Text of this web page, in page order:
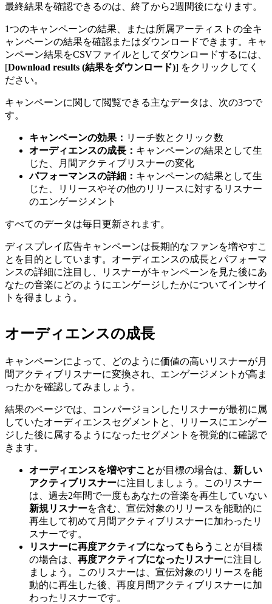
最終結果を確認できるのは、終了から2週間後になります。
1つのキャンペーンの結果、または所属アーティストの全キ
ャンペーンの結果を確認またはダウンロードできます。キャ
ンペーン結果をCSVファイルとしてダウンロードするには、
[Download results (結果をダウンロード)] をクリックしてく
ださい。
キャンペーンに関して閲覧できる主なデータは、次の3つで
す。
キャンペーンの効果： リーチ数とクリック数
オーディエンスの成長： キャンペーンの結果として生
じた、月間アクティブリスナーの変化
パフォーマンスの詳細： キャンペーンの結果として生
じた、リリースやその他のリリースに対するリスナー
のエンゲージメント
すべてのデータは毎日更新されます。
ディスプレイ広告キャンペーンは長期的なファンを増やすこ
とを目的としています。オーディエンスの成長とパフォーマ
ンスの詳細に注目し、リスナーがキャンペーンを見た後にあ
なたの音楽にどのようにエンゲージしたかについてインサイ
トを得ましょう。
オーディエンスの成長
キャンペーンによって、どのように価値の高いリスナーが月
間アクティブリスナーに変換され、エンゲージメントが高ま
ったかを確認してみましょう。
結果のページでは、コンバージョンしたリスナーが最初に属
していたオーディエンスセグメントと、リリースにエンゲー
ジした後に属するようになったセグメントを視覚的に確認で
きます。
オーディエンスを増やすことが目標の場合は、 新しい
アクティブリスナーに注目しましょう。このリスナー
は、過去2年間で一度もあなたの音楽を再生していない
新規リスナーを含む、宣伝対象のリリースを能動的に
再生して初めて月間アクティブリスナーに加わったリ
スナーです。
リスナーに再度アクティブになってもらう ことが目標
の場合は、 再度アクティブになったリスナーに注目し
ましょう。このリスナーは、宣伝対象のリリースを能
動的に再生した後、再度月間アクティブリスナーに加
わったリスナーです。